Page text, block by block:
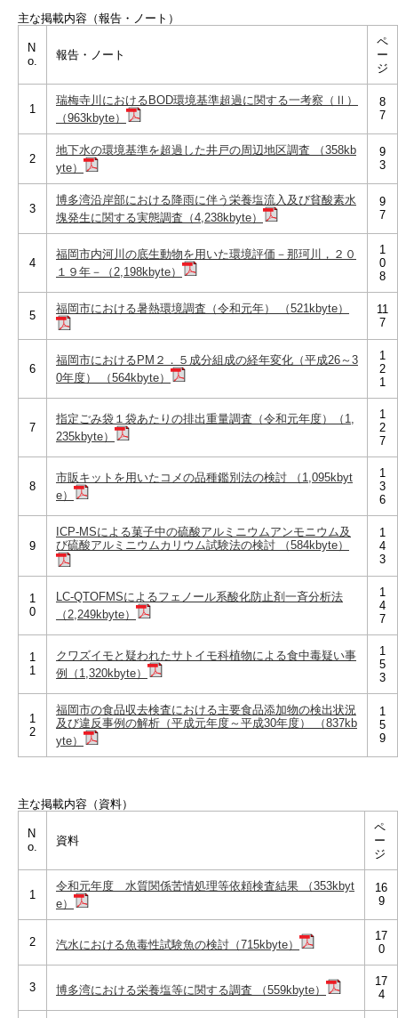
主な掲載内容（報告・ノート）
N
o.
報告・ノート
ペ
ー
ジ
1
瑞梅寺川におけるBOD環境基準超過に関する一考察（Ⅱ）
（963kbyte）
8
7
2
地下水の環境基準を超過した井戸の周辺地区調査 （358kb
yte）
9
3
3
博多湾沿岸部における降雨に伴う栄養塩流入及び貧酸素水
塊発生に関する実態調査（4,238kbyte）
9
7
4
福岡市内河川の底生動物を用いた環境評価－那珂川，２０
１９年－（2,198kbyte）
1
0
8
5
福岡市における暑熱環境調査（令和元年） （521kbyte）
11
7
6
福岡市におけるPM２．５成分組成の経年変化（平成26～3
0年度） （564kbyte）
1
2
1
7
指定ごみ袋１袋あたりの排出重量調査（令和元年度）（1,
235kbyte）
1
2
7
8
市販キットを用いたコメの品種鑑別法の検討 （1,095kbyt
e）
1
3
6
9
ICP-MSによる菓子中の硫酸アルミニウムアンモニウム及
び硫酸アルミニウムカリウム試験法の検討 （584kbyte）
1
4
3
1
0
LC-QTOFMSによるフェノール系酸化防止剤一斉分析法
（2,249kbyte）
1
4
7
1
1
クワズイモと疑われたサトイモ科植物による食中毒疑い事
例（1,320kbyte）
1
5
3
1
2
福岡市の食品収去検査における主要食品添加物の検出状況
及び違反事例の解析（平成元年度～平成30年度） （837kb
yte）
1
5
9
主な掲載内容（資料）
N
o.
資料
ペ
ー
ジ
1
令和元年度 水質関係苦情処理等依頼検査結果 （353kbyt
e）
16
9
2 汽水における魚毒性試験魚の検討（715kbyte）
17
0
3 博多湾における栄養塩等に関する調査 （559kbyte）
17
4